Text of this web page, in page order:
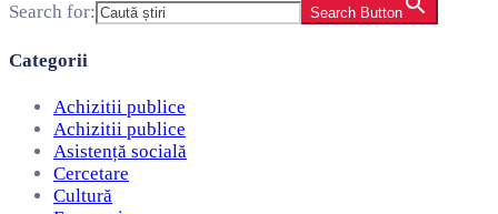
Search for:
Search Button
Categorii
Achizitii publice
Achizitii publice
Asistență socială
Cercetare
Cultură